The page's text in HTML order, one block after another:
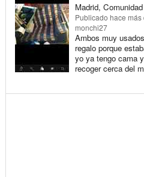
Madrid,
Publicado hace más
monchi27
Ambos muy
regalo porque
yo ya tengo cama
recoger cerca del